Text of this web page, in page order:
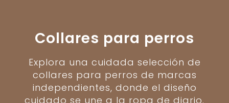
Collares para perros
Explora una cuidada selección de
collares para perros de marcas
independientes, donde el diseño
cuidado se une a la ropa de diario.